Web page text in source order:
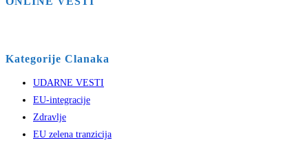
Kategorije Clanaka
UDARNE VESTI
EU-integracije
Zdravlje
EU zelena tranzicija